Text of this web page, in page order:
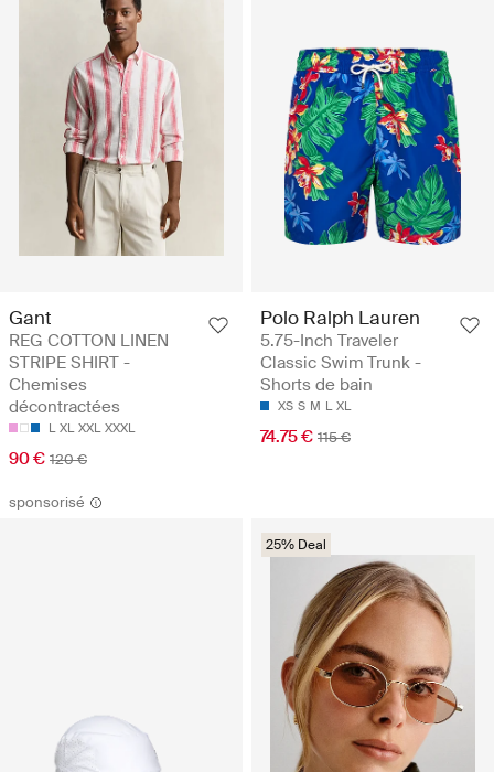
Gant
REG COTTON LINEN
STRIPE SHIRT -
Chemises
décontractées
L XL XXL XXXL
90 € 120 €
Polo Ralph Lauren
5.75-Inch Traveler
Classic Swim Trunk -
Shorts de bain
XS S M L XL
74.75 € 115 €
sponsorisé
25% Deal